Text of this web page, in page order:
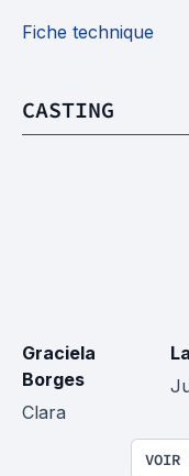
Fiche technique
CASTING
Graciela
Borges
Clara
VOIR